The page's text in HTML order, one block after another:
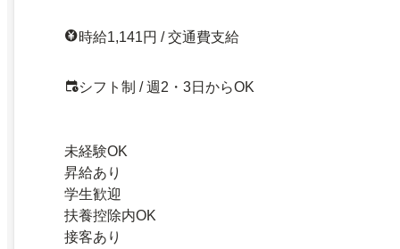
時給1,141円 / 交通費支給
シフト制 / 週2・3日からOK
未経験OK
昇給あり
学生歓迎
扶養控除内OK
接客あり